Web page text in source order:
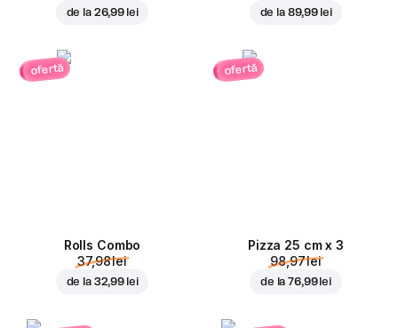
de la 26,99 lei de la 89,99 lei
ofertă
Rolls Combo
37,98 lei
de la 32,99 lei
ofertă
Pizza 25 cm x 3
98,97 lei
de la76,99 lei